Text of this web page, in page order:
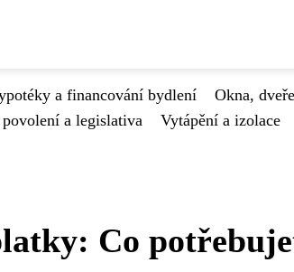
a financování bydlení Okna,
povolení a legislativa Vytápění a izolace
Co